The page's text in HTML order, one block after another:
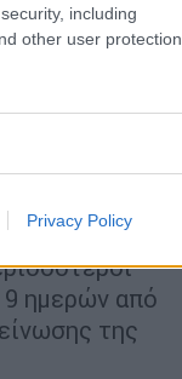
including
other user protection.
Privacy Policy
μερικώς
μπορεί να
ασθενείς
9 ημερών από
της